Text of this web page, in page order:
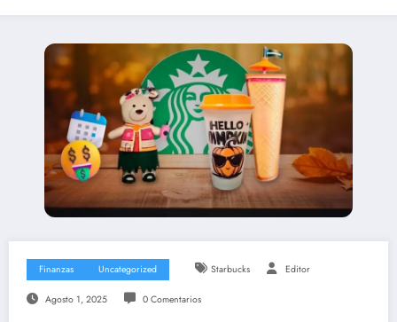
Finanzas Uncategorized Starbucks Editor
Agosto 1, 2025 0 Comentarios